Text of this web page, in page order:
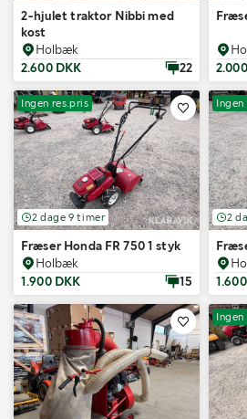
2-hjulet traktor Nibbi med
kost
Holbæk
2.600 DKK
22
Ingen res.pris
2 dage 9 timer
Fræser Honda FR 750 1 styk
Holbæk
1.900 DKK
15
Ingen
2
Ingen